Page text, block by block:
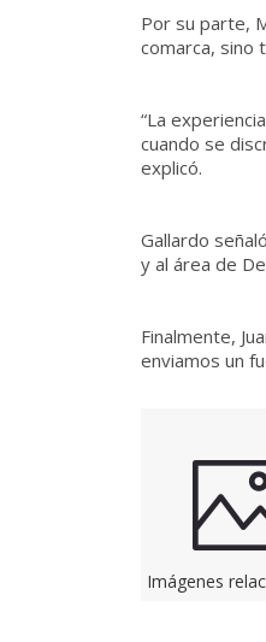
Por su parte,
comarca, sino
“La
cuando se
explicó.
Gallardo
y al área de
Finalmente,
enviamos un
Imágenes